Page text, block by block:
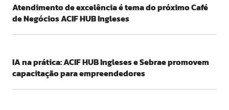
Atendimento de excelência é tema do próximo Café
de Negócios ACIF HUB Ingleses
IA na prática: ACIF HUB Ingleses e Sebrae promovem
capacitação para empreendedores